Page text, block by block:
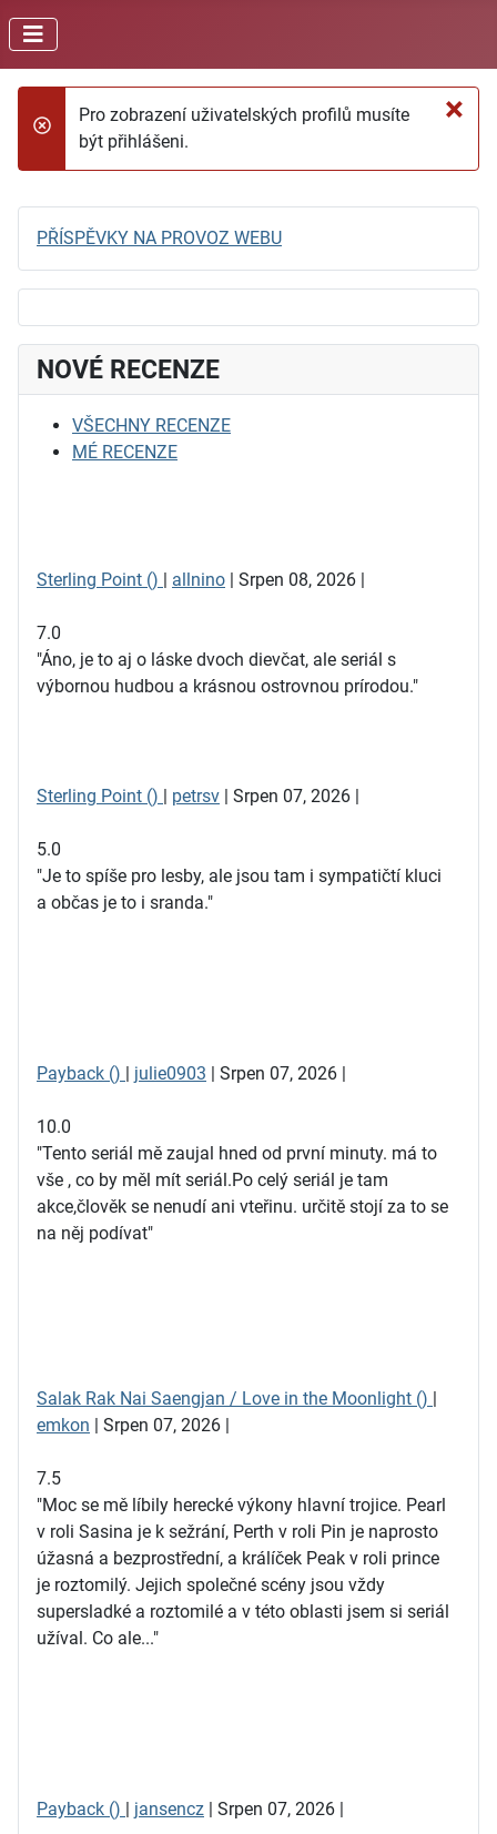
×
danger
Pro zobrazení uživatelských profilů musíte
být přihlášeni.
PŘÍSPĚVKY NA PROVOZ WEBU
NOVÉ RECENZE
VŠECHNY RECENZE
MÉ RECENZE
Sterling Point () | allnino | Srpen 08, 2026 |
7.0
"Áno, je to aj o láske dvoch dievčat, ale seriál s
výbornou hudbou a krásnou ostrovnou prírodou."
Sterling Point () | petrsv | Srpen 07, 2026 |
5.0
"Je to spíše pro lesby, ale jsou tam i sympatičtí kluci
a občas je to i sranda."
Payback () | julie0903 | Srpen 07, 2026 |
10.0
"Tento seriál mě zaujal hned od první minuty. má to
vše , co by měl mít seriál.Po celý seriál je tam
akce,člověk se nenudí ani vteřinu. určitě stojí za to se
na něj podívat"
Salak Rak Nai Saengjan / Love in the Moonlight () |
emkon | Srpen 07, 2026 |
7.5
"Moc se mě líbily herecké výkony hlavní trojice. Pearl
v roli Sasina je k sežrání, Perth v roli Pin je naprosto
úžasná a bezprostřední, a králíček Peak v roli prince
je roztomilý. Jejich společné scény jsou vždy
supersladké a roztomilé a v této oblasti jsem si seriál
užíval. Co ale..."
Payback () | jansencz | Srpen 07, 2026 |